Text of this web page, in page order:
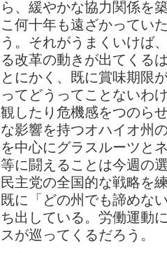
ら、緩やかな協力関係を
こ何十年も遠ざかってい
う。それがうまくいけば
る改革の動きが出てくる
とにかく、既に賞味期限
ってどうってことないわ
観したり危機感をつのら
な影響を持つオハイオ州
を中心にグラスルーツと
等に闘えることは今週の
民主党の全国的な戦略を
既に「どの州でも諦めな
ち出している。労働運動
スが巡ってくるだろう。